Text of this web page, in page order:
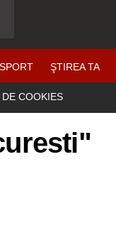
SPORT ŞTIREA TA
COOKIES